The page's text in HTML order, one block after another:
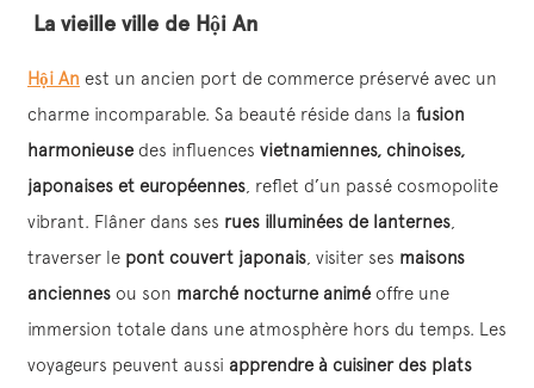
La vieille ville de Hội An
Hội An est un ancien port de commerce préservé avec un
charme incomparable. Sa beauté réside dans la fusion
harmonieusedes influences vietnamiennes, chinoises,
japonaises et européennes , reflet d’un passé cosmopolite
vibrant. Flâner dans ses rues illuminées de lanternes
traverser le pont couvert japonais , visiter ses maisons
anciennes ou son marché nocturne animéoffre une
immersion totale dans une atmosphère hors du temps. Les
voyageurs peuvent aussi apprendre à cuisiner des plats